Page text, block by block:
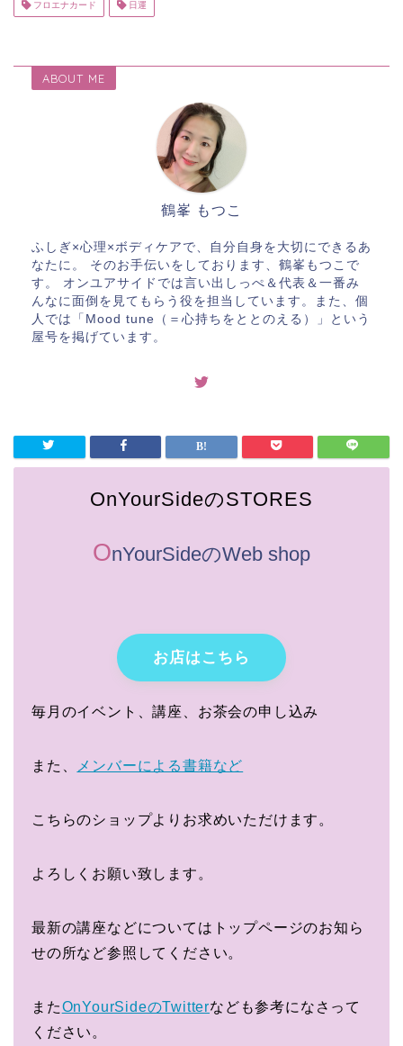
フロエナカード 日運
ABOUT ME
鶴峯 もつこ
ふしぎ×心理×ボディケアで、自分自身を大切にできるあ
なたに。 そのお手伝いをしております、鶴峯もつこで
す。 オンユアサイドでは言い出しっぺ＆代表＆一番み
んなに面倒を見てもらう役を担当しています。また、個
人では「Mood tune（＝心持ちをととのえる）」という
屋号を掲げています。
OnYourSideのSTORES
OnYourSideのWeb shop
お店はこちら
毎月のイベント、講座、お茶会の申し込み
また、 メンバーによる書籍など
こちらのショップよりお求めいただけます。
よろしくお願い致します。
最新の講座などについてはトップページのお知ら
せの所など参照してください。
またOnYourSideのTwitterなども参考になさって
ください。